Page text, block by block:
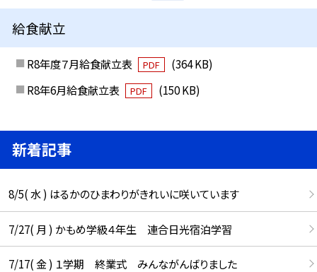
給食献立
R8年度７月給食献立表 PDF
(364 KB)
R8年6月給食献立表
PDF (150 KB)
新着記事
8/5( 水 ) はるかのひまわりがきれいに咲いています
7/27( 月 ) かもめ学級４年生 連合日光宿泊学習
7/17( 金 ) １学期 終業式 みんながんばりました